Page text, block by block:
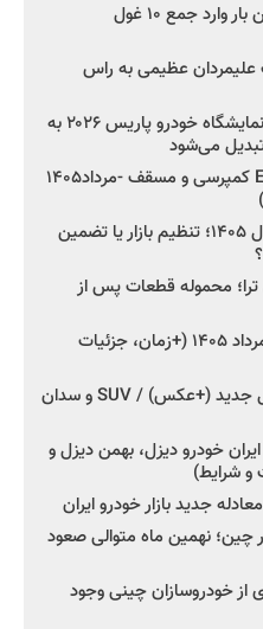
۳ خودروساز چینی برای نخستین بار وارد جمع ۱۰ غول
علیمردان عظیمی به راس
چینی‌ها به قلب اروپا رسیدند؛ نمایشگاه خودرو پاریس ۲۰۲۶ به
می‌شود
شروع فروش اقساطی زامیاد EX کمپرسی و مسقف -مرداد۱۴۰۵
راز واردات ۷۵ هزار خودرو در سال ۱۴۰۵؛ تنظیم بازار یا تضمین
محموله قطعات پس از
شروع فروش کوییک S سایپا -مرداد ۱۴۰۵ (+زمان، جزئیات
کرمان موتور به دنبال ۲ محصول جدید (+عکس) / SUV و سدان
خودرو دیزل، بهمن دیزل و
جدید بازار خودرو ایران
در چین؛ نهمین ماه متوالی صعود
از خودروسازان چینی وجود